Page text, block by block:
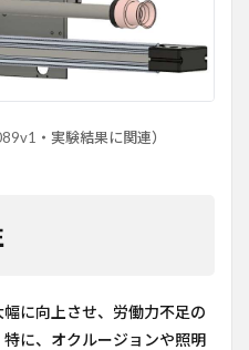
・実験結果に関連）
に向上させ、労働力不足の
に、オクルージョンや照明